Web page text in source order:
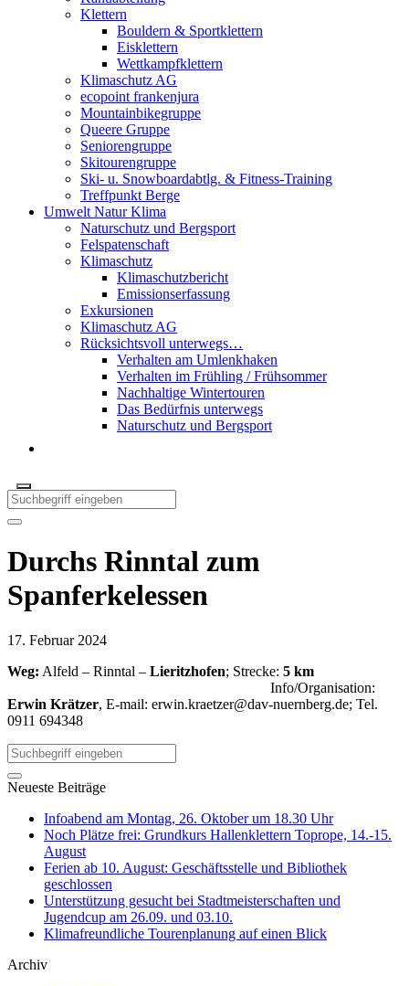
Klettern
Bouldern & Sportklettern
Eisklettern
Wettkampfklettern
Klimaschutz AG
ecopoint frankenjura
Mountainbikegruppe
Queere Gruppe
Seniorengruppe
Skitourengruppe
Ski- u. Snowboardabtlg. & Fitness-Training
Treffpunkt Berge
Umwelt Natur Klima
Naturschutz und Bergsport
Felspatenschaft
Klimaschutz
Klimaschutzbericht
Emissionserfassung
Exkursionen
Klimaschutz AG
Rücksichtsvoll unterwegs…
Verhalten am Umlenkhaken
Verhalten im Frühling / Frühsommer
Nachhaltige Wintertouren
Das Bedürfnis unterwegs
Naturschutz und Bergsport
Durchs Rinntal zum
Spanferkelessen
17. Februar 2024
Weg: Alfeld – Rinntal – Lieritzhofen; Strecke: 5 km
Info/Organisation:
Erwin Krätzer, E-mail: erwin.kraetzer@dav-nuernberg.de; Tel.
0911 694348
Neueste Beiträge
Infoabend am Montag, 26. Oktober um 18.30 Uhr
Noch Plätze frei: Grundkurs Hallenklettern Toprope, 14.-15.
August
Ferien ab 10. August: Geschäftsstelle und Bibliothek
geschlossen
Unterstützung gesucht bei Stadtmeisterschaften und
Jugendcup am 26.09. und 03.10.
Klimafreundliche Tourenplanung auf einen Blick
Archiv